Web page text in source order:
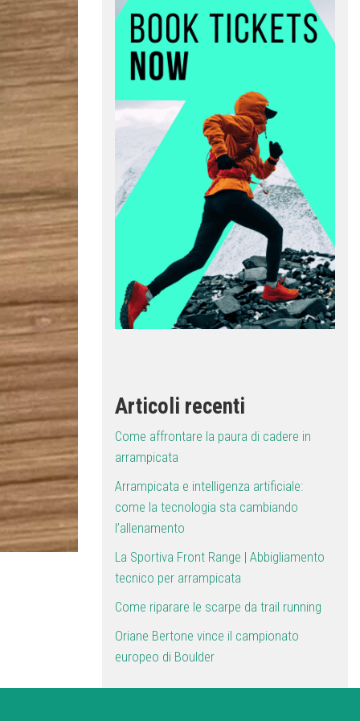
Articoli recenti
Come affrontare la paura di cadere in
arrampicata
Arrampicata e intelligenza artificiale:
come la tecnologia sta cambiando
l’allenamento
La Sportiva Front Range | Abbigliamento
tecnico per arrampicata
Come riparare le scarpe da trail running
Oriane Bertone vince il campionato
europeo di Boulder